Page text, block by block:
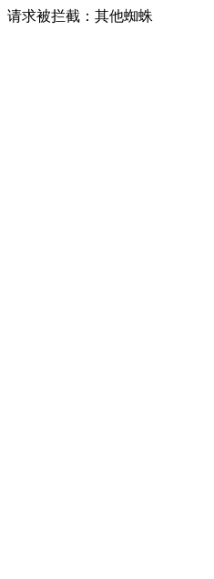
请求被拦截：其他蜘蛛